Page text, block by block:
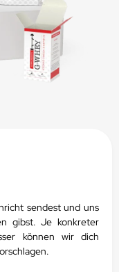
sendest und uns
gibst.Je konkreter
können wir dich